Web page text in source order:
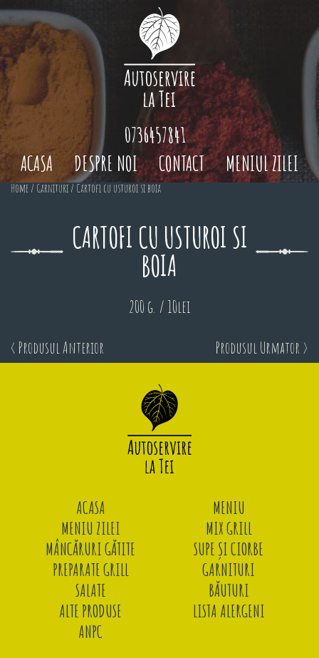
ACASA DESPRE NOI CONTACT MENIUL ZILEI
0736457841
Home / Garnituri / Cartofi cu usturoi si boia
CARTOFI CU USTUROI SI
BOIA
200 g. / 10lei
< Produsul Anterior Produsul Urmator >
ACASA
MENIU
MENIU ZILEI
MIX GRILL
MÂNCĂRURI GĂTITE
SUPE ȘI CIORBE
PREPARATE GRILL
GARNITURI
SALATE
BĂUTURI
ALTE PRODUSE
LISTA ALERGENI
ANPC